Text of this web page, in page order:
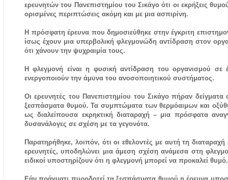
ερευνητών του Πανεπιστημίου του Σικάγο ότι οι εκρήξεις
ορισμένες περιπτώσεις ακόμη και με μια ασπιρίνη.
Η πρόσφατη έρευνα που δημοσιεύθηκε στην έγκριτη
ίσως έχουν μια υπερβολική φλεγμονώδη αντίδραση στον
ότι χάνουν την ψυχραιμία τους.
Η φλεγμονή είναι η φυσική αντίδραση του οργανισμού
ενεργοποιούν την άμυνα του ανοσοποιητικού συστήματος.
Οι ερευνητές του Πανεπιστημίου του Σικάγο πήραν
ξεσπάσματα θυμού. Τα συμπτώματα των θερμόαιμων και
ως διαλείπουσα εκρηκτική διαταραχή – μια πρόσφατα
δυσανάλογες σε σχέση με τα γεγονότα.
Παρατηρήθηκε, λοιπόν, ότι οι εθελοντές με αυτή τη
ερευνητές, υποδηλώνει μια άμεση σχέση ανάμεσα στη
ειδικοί υποστηρίζουν ότι η φλεγμονή μπορεί να προκαλεί θυμό.